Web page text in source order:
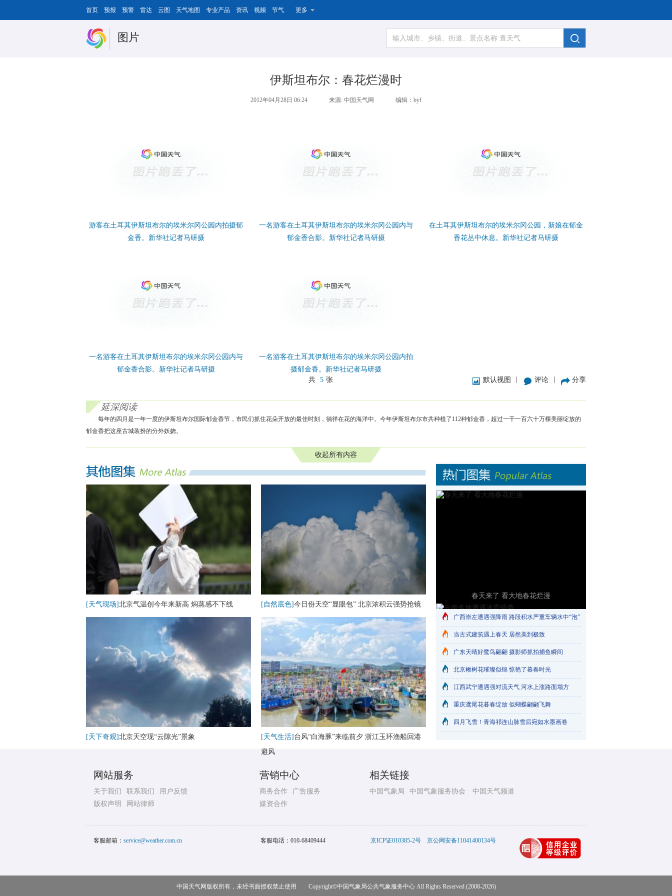
首页 预报 预警 雷达 云图 天气地图 专业产品 资讯 视频 节气 更多
图片
伊斯坦布尔：春花烂漫时
2012年04月28日 06:24 来源: 中国天气网 编辑：byf
游客在土耳其伊斯坦布尔的埃米尔冈公园内拍摄郁
金香。新华社记者马研摄
一名游客在土耳其伊斯坦布尔的埃米尔冈公园内与
郁金香合影。新华社记者马研摄
在土耳其伊斯坦布尔的埃米尔冈公园，新娘在郁金
香花丛中休息。新华社记者马研摄
一名游客在土耳其伊斯坦布尔的埃米尔冈公园内与
郁金香合影。新华社记者马研摄
一名游客在土耳其伊斯坦布尔的埃米尔冈公园内拍
摄郁金香。新华社记者马研摄
共 5 张 默认视图 评论 分享
延深阅读
每年的四月是一年一度的伊斯坦布尔国际郁金香节，市民们抓住花朵开放的最佳时刻，徜徉在花的海洋中。今年伊斯坦布尔市共种植了112种郁金香，超过一千一百六十万棵美丽绽放的
郁金香把这座古城装扮的分外妖娆。
收起所有内容
[天气现场]北京气温创今年来新高 焖蒸感不下线 [自然底色]今日份天空“显眼包” 北京浓积云强势抢镜
[天下奇观]北京天空现“云隙光”景象 [天气生活] 台风“白海豚”来临前夕 浙江玉环渔船回港
避风
春天来了 看大地春花烂漫
云南多地遭遇冰雹侵袭
广西崇左遭遇强降雨 路段积水严重车辆水中“泡”​
当古式建筑遇上春天 居然美到极致
广东天晴好鹭鸟翩翩 摄影师抓拍捕鱼瞬间
北京楸树花璀璨似锦 惊艳了暮春时光
江西武宁遭遇强对流天气 河水上涨路面塌方
重庆鸢尾花暮春绽放 似蝴蝶翩翩飞舞
四月飞雪！青海祁连山脉雪后宛如水墨画卷
网站服务
关于我们 联系我们
用户反馈
版权声明
网站律师
营销中心
商务合作
广告服务
媒资合作
相关链接
中国气象局 中国气象服务协会 中国天气频道
客服邮箱： service@weather.com.cn 客服电话： 010-68409444 京ICP证010385-2号 京公网安备11041400134号
中国天气网版权所有，未经书面授权禁止使用 Copyright©中国气象局公共气象服务中心All Rights Reserved (2008-2026)